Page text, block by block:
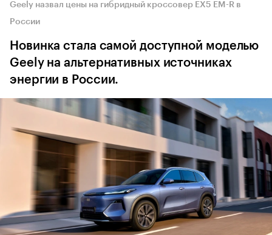
Geely назвал цены на гибридный кроссовер EX5 EM-R в
России
Новинка стала самой доступной моделью
Geely на альтернативных источниках
энергии в России.